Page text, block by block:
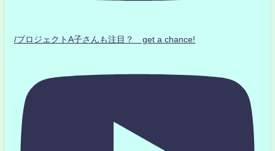
/プロジェクトA子さんも注目？ get a chance!